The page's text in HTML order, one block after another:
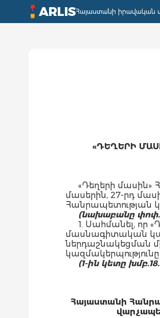
ARLISՀայաստանի իրավական
«ԴԵՂԵՐԻ
«Դեղերի մասին»
մասերին, 27-րդ
Հանրապետության
(նախաբանը
1. Սահմանել, որ
մասնագիտական
ներդաշնակեցման
կազմակերպությունը
(1-ին կետը
Հայաստանի